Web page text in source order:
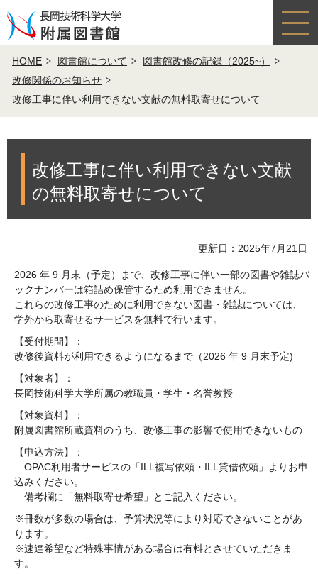
HOME 図書館について
図書館改修の記録（2025~）
改修関係のお知らせ
改修工事に伴い利用できない文献の無料取寄せについて
改修工事に伴い利用できない文献
の無料取寄せについて
更新日：2025年7月21日
2026 年 9 月末（予定）まで、改修工事に伴い一部の図書や雑誌バ
ックナンバーは箱詰め保管するため利用できません。
これらの改修工事のために利用できない図書・雑誌については、
学外から取寄せるサービスを無料で行います。
【受付期間】：
改修後資料が利用できるようになるまで（2026 年 9 月末予定)
【対象者】：
長岡技術科学大学所属の教職員・学生・名誉教授
【対象資料】：
附属図書館所蔵資料のうち、改修工事の影響で使用できないもの
【申込方法】：
OPAC利用者サービスの「ILL複写依頼・ILL貸借依頼」よりお申
込みください。
備考欄に「無料取寄せ希望」とご記入ください。
※冊数が多数の場合は、予算状況等により対応できないことがあ
ります。
※速達希望など特殊事情がある場合は有料とさせていただきま
す。